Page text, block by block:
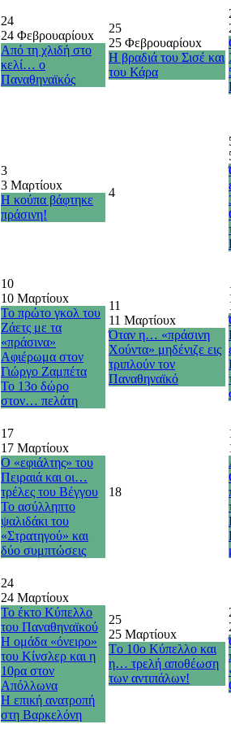
24
24 Φεβρουαρίουx
Από τη χλιδή στο
κελί… ο
Παναθηναϊκός
25
25 Φεβρουαρίουx
Η βραδιά του Σισέ και
του Κάρα
3
3 Μαρτίουx
Η κούπα βάφτηκε
πράσινη!
4
10
10 Μαρτίουx
Το πρώτο γκολ του
Ζάετς με τα
«πράσινα»
Αφιέρωμα στον
Γιώργο Ζαμπέτα
Το 13ο δώρο
στον… πελάτη
11
11 Μαρτίουx
Όταν η… «πράσινη
Χούντα» μηδένιζε εις
τριπλούν τον
Παναθηναϊκό
17
17 Μαρτίουx
Ο «εφιάλτης» του
Πειραιά και οι…
τρέλες του Βέγγου
Το ασύλληπτο
ψαλιδάκι του
«Στρατηγού» και
δύο συμπτώσεις
18
24
24 Μαρτίουx
Το έκτο Κύπελλο
του Παναθηναϊκού
Η ομάδα «όνειρο»
του Κίνσλερ και η
10ρα στον
Απόλλωνα
H επική ανατροπή
στη Βαρκελόνη
25
25 Μαρτίουx
Τo 10o Κύπελλο και
η… τρελή αποθέωση
των αντιπάλων!